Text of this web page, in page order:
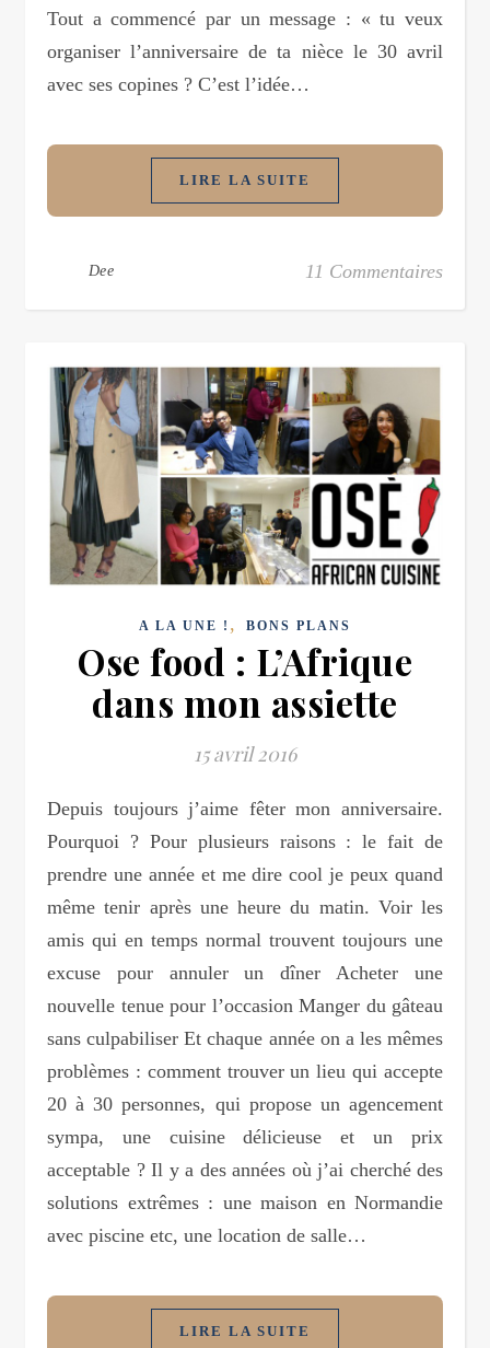
Tout a commencé par un message : « tu veux
organiser l’anniversaire de ta nièce le 30 avril
avec ses copines ? C’est l’idée…
LIRE LA SUITE
Dee 11 Commentaires
A LA UNE ! , BONS PLANS
Ose food : L’Afrique
dans mon assiette
15 avril 2016
Depuis toujours j’aime fêter mon anniversaire.
Pourquoi ? Pour plusieurs raisons : le fait de
prendre une année et me dire cool je peux quand
même tenir après une heure du matin. Voir les
amis qui en temps normal trouvent toujours une
excuse pour annuler un dîner Acheter une
nouvelle tenue pour l’occasion Manger du gâteau
sans culpabiliser Et chaque année on a les mêmes
problèmes : comment trouver un lieu qui accepte
20 à 30 personnes, qui propose un agencement
sympa, une cuisine délicieuse et un prix
acceptable ? Il y a des années où j’ai cherché des
solutions extrêmes : une maison en Normandie
avec piscine etc, une location de salle…
LIRE LA SUITE